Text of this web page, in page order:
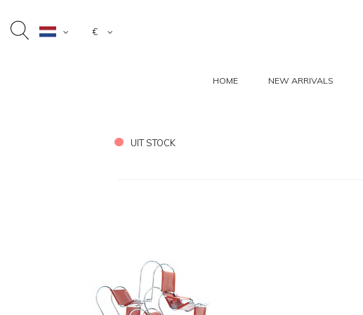
€
HOME NEW ARRIVALS
UIT STOCK